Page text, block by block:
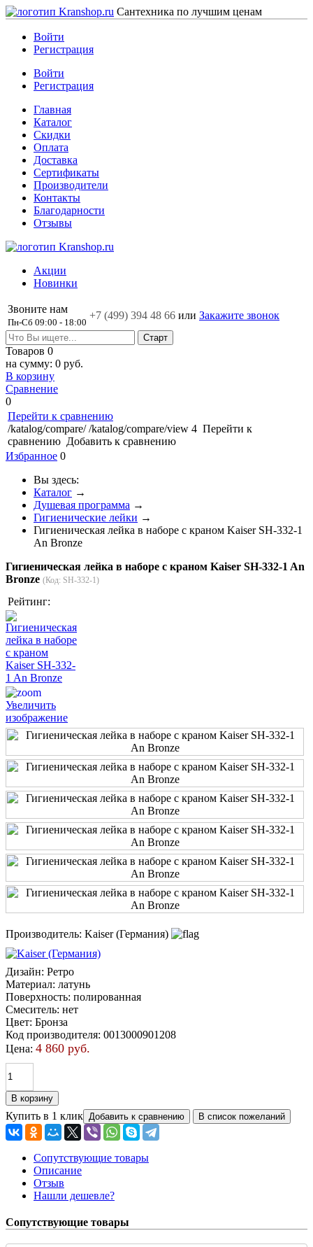
Сантехника по лучшим ценам
Войти
Регистрация
Войти
Регистрация
Главная
Каталог
Скидки
Оплата
Доставка
Сертификаты
Производители
Контакты
Благодарности
Отзывы
Акции
Новинки
Звоните нам
Пн-Сб 09:00 - 18:00
+7 (499) 394 48 66 или Закажите звонок
Товаров 0
на сумму: 0 руб.
В корзину
Сравнение
0
Перейти к сравнению
/katalog/compare/ /katalog/compare/view 4 Перейти к
сравнению Добавить к сравнению
Избранное 0
Вы здесь:
Каталог →
Душевая программа →
Гигиенические лейки →
Гигиеническая лейка в наборе с краном Kaiser SH-332-1
An Bronze
Гигиеническая лейка в наборе с краном Kaiser SH-332-1 An
Bronze (Код: SH-332-1)
Рейтинг:
Увеличить
изображение
Производитель: Kaiser (Германия)
Дизайн: Ретро
Материал: латунь
Поверхность: полированная
Смеситель: нет
Цвет: Бронза
Код производителя: 0013000901208
Цена: 4 860 руб.
Купить в 1 клик
Сопутствующие товары
Описание
Отзыв
Нашли дешевле?
Сопутствующие товары